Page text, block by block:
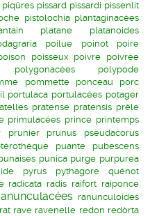
piqûres pissard pissardi pissenlit
pistolochia plantaginacées
platane
platanoides
poilue poinot
poire
poisseux poivre poivrée
polygonacées
polypode
pommette ponceau
porc
portulaca portulacées potager
pratense pratensis prêle
primulacées prince printemps
prunier prunus
pseudacorus
puante
pubescens
punica purge purpurea
pyrus pythagore
quénot
radicata radis raifort raiponce
ranunculoides
rat rave ravenelle redon redòrta